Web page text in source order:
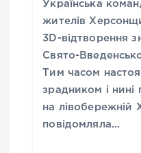
Українська
жителів
3D-відтворення
Свято-
Тим часом
зрадником і
на лівобережній
повідомляла…